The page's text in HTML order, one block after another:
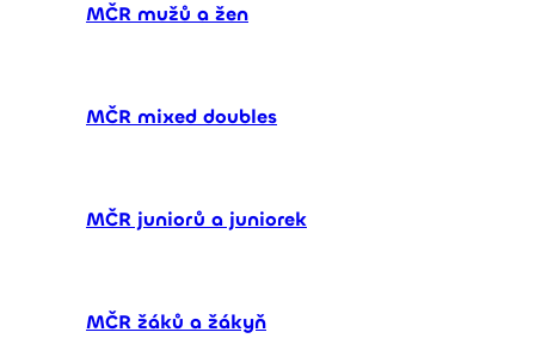
MČR mužů a žen
MČR mixed doubles
MČR juniorů a juniorek
MČR žáků a žákyň